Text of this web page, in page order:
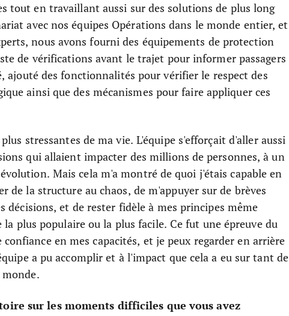
tout en travaillant aussi sur des solutions de plus long
avec nos équipes Opérations dans le monde entier, et
nous avons fourni des équipements de protection
de vérifications avant le trajet pour informer passagers
ajouté des fonctionnalités pour vérifier le respect des
ainsi que des mécanismes pour faire appliquer ces
stressantes de ma vie. L'équipe s'efforçait d'aller aussi
qui allaient impacter des millions de personnes, à un
Mais cela m'a montré de quoi j'étais capable en
de la structure au chaos, de m'appuyer sur de brèves
décisions, et de rester fidèle à mes principes même
plus populaire ou la plus facile. Ce fut une épreuve du
en mes capacités, et je peux regarder en arrière
a pu accomplir et à l'impact que cela a eu sur tant de
sur les moments difficiles que vous avez